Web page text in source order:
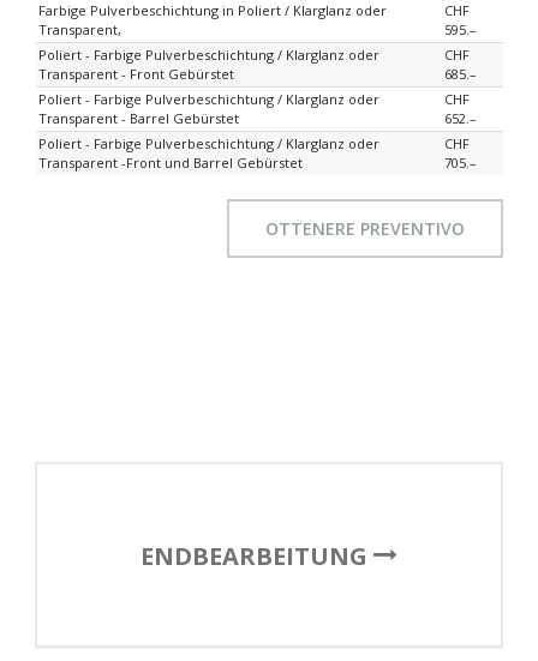
Farbige Pulverbeschichtung in Poliert / Klarglanz oder
Transparent,
CHF
595.–
Poliert - Farbige Pulverbeschichtung / Klarglanz oder
Transparent - Front Gebürstet
CHF
685.–
Poliert - Farbige Pulverbeschichtung / Klarglanz oder
Transparent - Barrel Gebürstet
CHF
652.–
Poliert - Farbige Pulverbeschichtung / Klarglanz oder
Transparent -Front und Barrel Gebürstet
CHF
705.–
OTTENERE PREVENTIVO
ENDBEARBEITUNG